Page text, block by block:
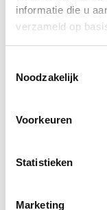
informatie die u
verzameld op
Noodzakelijk
Voorkeuren
Statistieken
Marketing